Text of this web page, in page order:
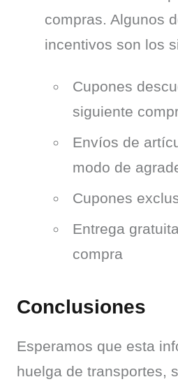
compras. Algunos
incentivos son los
Cupones
siguiente
Envíos de
modo de
Cupones
Entrega
compra
Conclusiones
Esperamos que esta
huelga de transportes,